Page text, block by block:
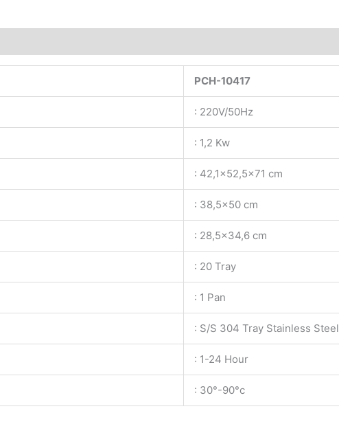
PCH-10417
: 220V/50Hz
: 1,2 Kw
: 42,1×52,5×71 cm
: 38,5×50 cm
: 28,5×34,6 cm
: 20 Tray
: 1 Pan
: S/S 304 Tray Stainless Steel
: 1-24 Hour
: 30°-90°c